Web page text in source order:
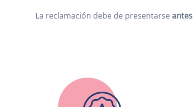
La reclamación debe de presentarse